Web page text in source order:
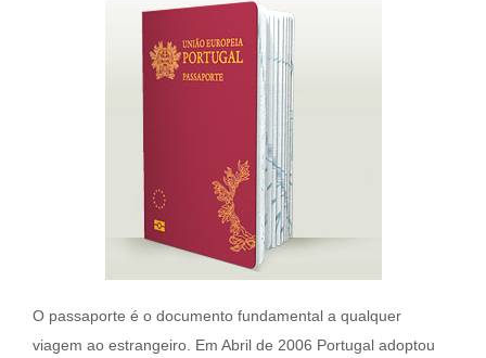
O passaporte é o documento fundamental a qualquer
viagem ao estrangeiro. Em Abril de 2006 Portugal adoptou